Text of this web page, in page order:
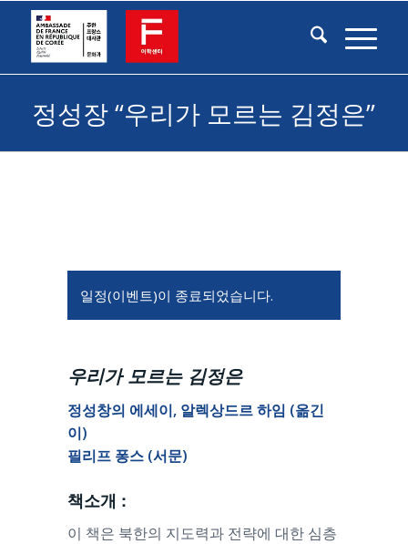
정성장 “우리가 모르는 김정은”
일정(이벤트)이 종료되었습니다.
우리가 모르는 김정은
정성창의 에세이, 알렉상드르 하임 (옮긴
이)
필리프 퐁스 (서문)
책소개 :
이 책은 북한의 지도력과 전략에 대한 심층